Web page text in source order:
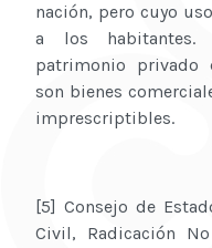
nación, pero cuyo
a los habitantes.
patrimonio privado
son bienes
imprescriptibles.
[5] Consejo de
Civil, Radicación